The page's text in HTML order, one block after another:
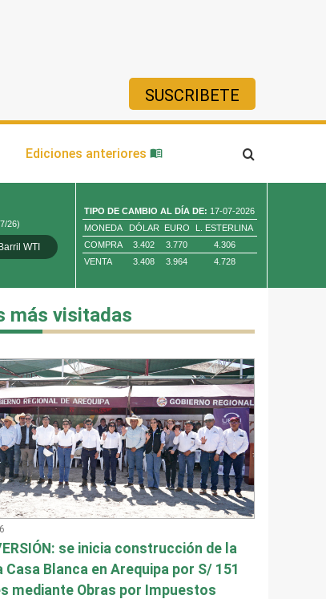
SUSCRIBETE
Ediciones anteriores
26)
WTI Oro 4,010.80 US $/ Oz. Tr.
TIPO DE CAMBIO AL DÍA DE: 17-07-2026
MONEDA
DÓLAR EURO
L. ESTERLINA
COMPRA
3.402 3.770
4.306
VENTA
3.408 3.964 4.728
más visitadas
se inicia construcción de la
Casa Blanca en Arequipa por S/ 151
mediante Obras por Impuestos